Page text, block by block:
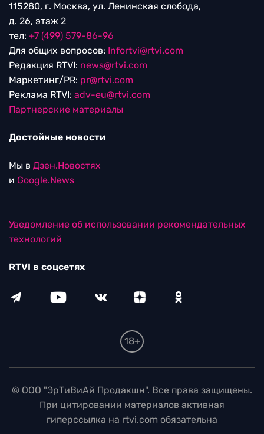
115280, г. Москва, ул. Ленинская слобода,
д. 26, этаж 2
тел: +7 (499) 579-86-96
Для общих вопросов: Infortvi@rtvi.com
Редакция RTVI: news@rtvi.com
Маркетинг/PR: pr@rtvi.com
Реклама RTVI: adv-eu@rtvi.com
Партнерские материалы
Достойные новости
Мы в Дзен.Новостях
и Google.News
Уведомление об использовании рекомендательных
технологий
RTVI в соцсетях
18+
© ООО "ЭрТиВиАй Продакшн". Все права защищены.
При цитировании материалов активная
гиперссылка на rtvi.com обязательна